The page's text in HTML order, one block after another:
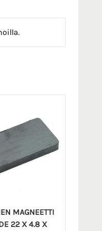
MAGNEETTI
22 X 4.8 X